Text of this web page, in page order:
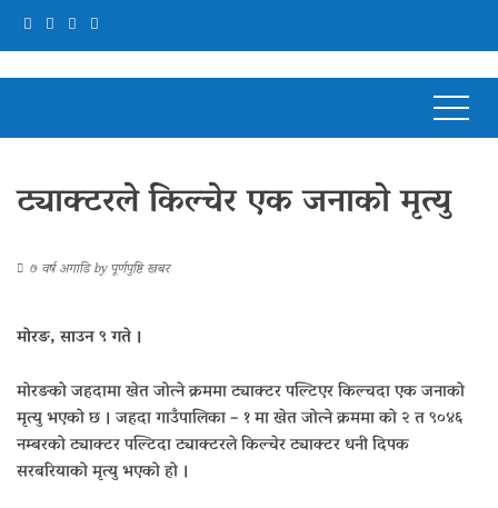
ट्याक्टरले किल्चेर एक जनाको मृत्यु
७ वर्ष अगाडिbyपूर्णपुष्टि खबर
मोरङ, साउन ९ गते ।
मोरङको जहदामा खेत जोत्ने क्रममा ट्याक्टर पल्टिएर किल्चदा एक जनाको
मृत्यु भएको छ । जहदा गाउँपालिका – १ मा खेत जोत्ने क्रममा को २ त ९०४६
नम्बरको ट्याक्टर पल्टिदा ट्याक्टरले किल्चेर ट्याक्टर धनी दिपक
सरबरियाको मृत्यु भएको हो ।